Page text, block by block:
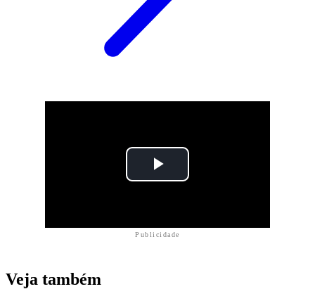
Publicidade
Veja também